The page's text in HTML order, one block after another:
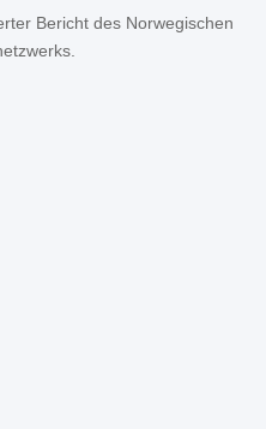
Bericht des Norwegischen